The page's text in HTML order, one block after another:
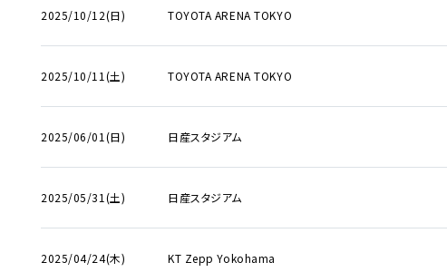
学園祭お問い合わせ
特定商取引法の表示
プライバシーポリシー
2025/10/12(日) TOYOTA ARENA TOKYO
2025/10/11(土) TOYOTA ARENA TOKYO
2025/06/01(日) 日産スタジアム
2025/05/31(土) 日産スタジアム
2025/04/24(木) KT Zepp Yokohama